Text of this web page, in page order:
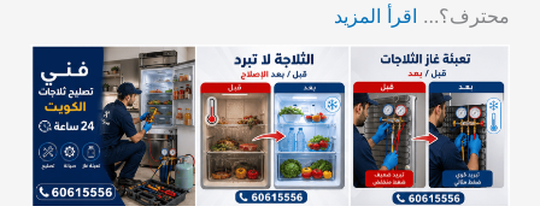
محترف؟… اقرأ المزيد